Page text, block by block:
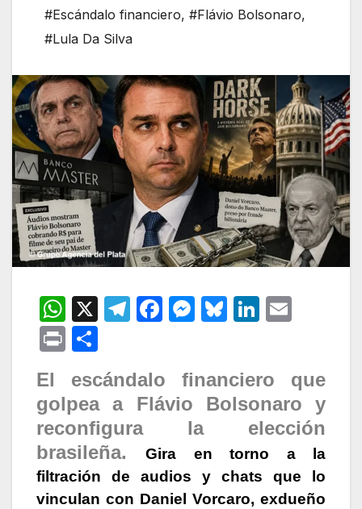
#Escándalo financiero, #Flávio Bolsonaro,
#Lula Da Silva
W
h
at
s
A
p
p
X
T
gr
a
m
F
e
b
o
k
M
s
e
n
g
er
Bl
s
k
Li
e
dI
n
P
nt
o
m
p
ar
tir
El escándalo financiero que
golpea a Flávio Bolsonaro y
reconfigura la elección
brasileña.Gira en torno a la
filtración de audios y chats que lo
vinculan con Daniel Vorcaro, exdueño